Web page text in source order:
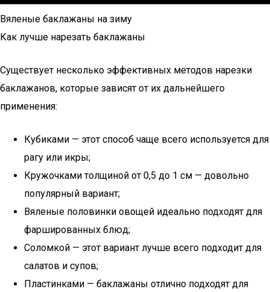
Вяленые баклажаны на зиму
Как лучше нарезать баклажаны
Существует несколько эффективных методов нарезки
баклажанов, которые зависят от их дальнейшего
применения:
Кубиками — этот способ чаще всего используется для
рагу или икры;
Кружочками толщиной от 0,5 до 1 см — довольно
популярный вариант;
Вяленые половинки овощей идеально подходят для
фаршированных блюд;
Соломкой — этот вариант лучше всего подходит для
салатов и супов;
Пластинками — баклажаны отлично подходят для